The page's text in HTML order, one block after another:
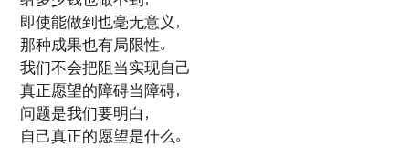
即使能做到也毫无意义，
那种成果也有局限性。
我们不会把阻当实现自己
真正愿望的障碍当障碍，
问题是我们要明白，
自己真正的愿望是什么。